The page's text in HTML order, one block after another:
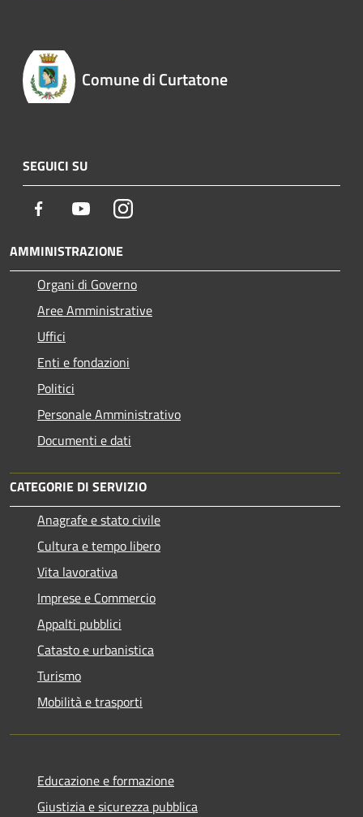
Comune di Curtatone
SEGUICI SU
Facebook YoutubeInstagram
AMMINISTRAZIONE
Organi di Governo
Aree Amministrative
Uffici
Enti e fondazioni
Politici
Personale Amministrativo
Documenti e dati
CATEGORIE DI SERVIZIO
Anagrafe e stato civile
Cultura e tempo libero
Vita lavorativa
Imprese e Commercio
Appalti pubblici
Catasto e urbanistica
Turismo
Mobilità e trasporti
Educazione e formazione
Giustizia e sicurezza pubblica